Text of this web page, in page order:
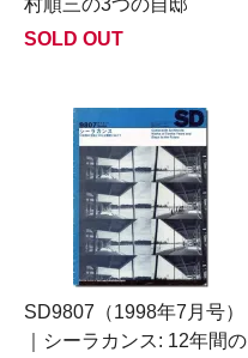
村順三の3つの自邸
SOLD OUT
SD9807（1998年7月号）
｜シーラカンス: 12年間の